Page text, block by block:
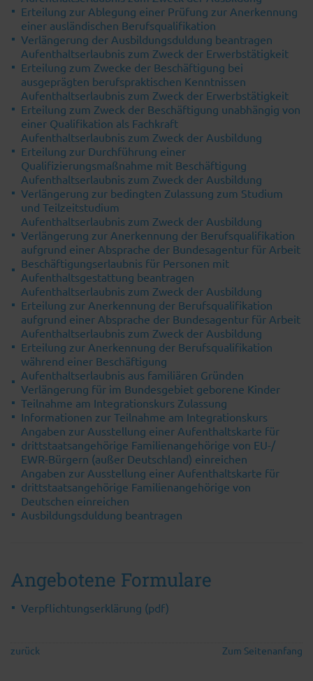
Erteilung zur Ablegung einer Prüfung zur Anerkennung
einer ausländischen Berufsqualifikation
Verlängerung der Ausbildungsduldung beantragen
Aufenthaltserlaubnis zum Zweck der Erwerbstätigkeit
Erteilung zum Zwecke der Beschäftigung bei
ausgeprägten berufspraktischen Kenntnissen
Aufenthaltserlaubnis zum Zweck der Erwerbstätigkeit
Erteilung zum Zweck der Beschäftigung unabhängig von
einer Qualifikation als Fachkraft
Aufenthaltserlaubnis zum Zweck der Ausbildung
Erteilung zur Durchführung einer
Qualifizierungsmaßnahme mit Beschäftigung
Aufenthaltserlaubnis zum Zweck der Ausbildung
Verlängerung zur bedingten Zulassung zum Studium
und Teilzeitstudium
Aufenthaltserlaubnis zum Zweck der Ausbildung
Verlängerung zur Anerkennung der Berufsqualifikation
aufgrund einer Absprache der Bundesagentur für Arbeit
Beschäftigungserlaubnis für Personen mit
Aufenthaltsgestattung beantragen
Aufenthaltserlaubnis zum Zweck der Ausbildung
Erteilung zur Anerkennung der Berufsqualifikation
aufgrund einer Absprache der Bundesagentur für Arbeit
Aufenthaltserlaubnis zum Zweck der Ausbildung
Erteilung zur Anerkennung der Berufsqualifikation
während einer Beschäftigung
Aufenthaltserlaubnis aus familiären Gründen
Verlängerung für im Bundesgebiet geborene Kinder
Teilnahme am Integrationskurs Zulassung
Informationen zur Teilnahme am Integrationskurs
Angaben zur Ausstellung einer Aufenthaltskarte für
drittstaatsangehörige Familienangehörige von EU-/
EWR-Bürgern (außer Deutschland) einreichen
Angaben zur Ausstellung einer Aufenthaltskarte für
drittstaatsangehörige Familienangehörige von
Deutschen einreichen
Ausbildungsduldung beantragen
Angebotene Formulare
Verpflichtungserklärung (pdf)
zurück Zum Seitenanfang